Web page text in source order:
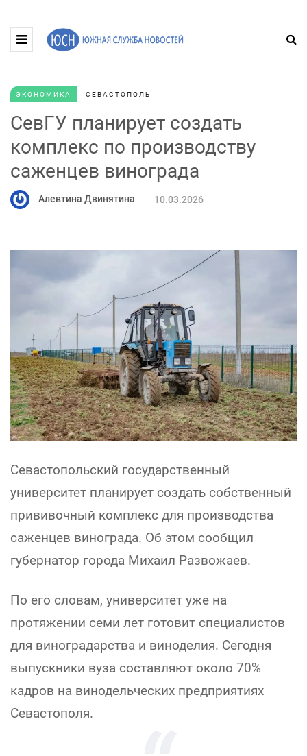
ЭКОНОМИКА СЕВАСТОПОЛЬ
СевГУ планирует создать
комплекс по производству
саженцев винограда
Алевтина Двинятина 10.03.2026
Севастопольский государственный
университет планирует создать собственный
прививочный комплекс для производства
саженцев винограда. Об этом сообщил
губернатор города Михаил Развожаев.
По его словам, университет уже на
протяжении семи лет готовит специалистов
для виноградарства и виноделия. Сегодня
выпускники вуза составляют около 70%
кадров на винодельческих предприятиях
Севастополя.